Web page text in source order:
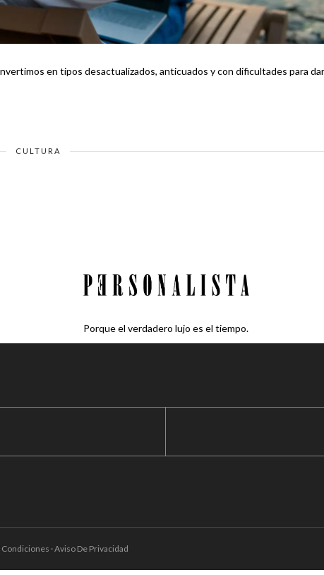
en tipos desactualizados, anticuados y con dificultades para
CULTURA
Porque el verdadero lujo es el tiempo.
· Aviso De Privacidad